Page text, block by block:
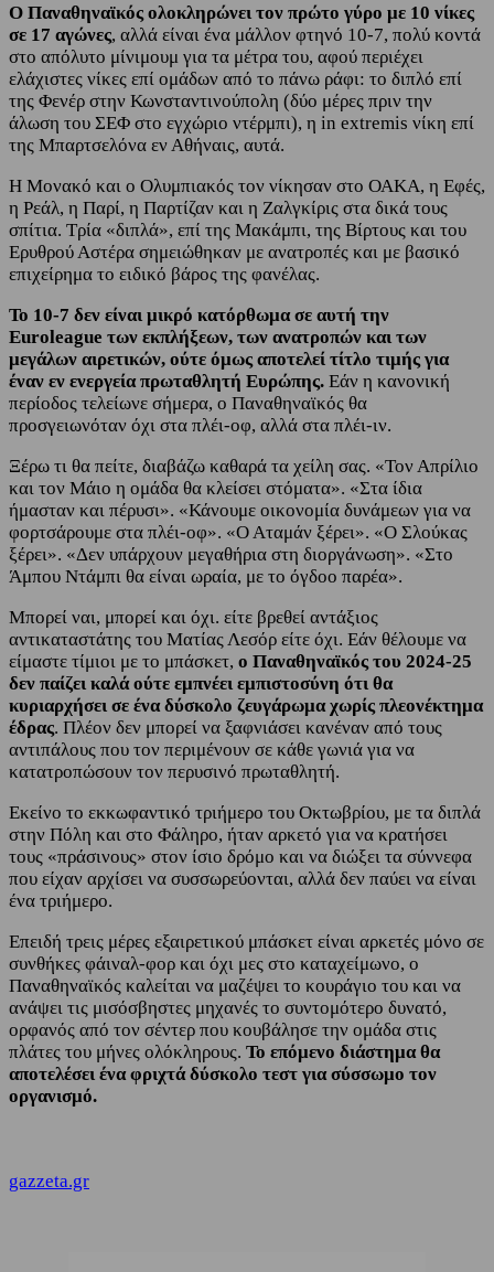
Ο Παναθηναϊκός ολοκληρώνει τον πρώτο γύρο με 10 νίκες
σε 17 αγώνες, αλλά είναι ένα μάλλον φτηνό 10-7, πολύ κοντά
στο απόλυτο μίνιμουμ για τα μέτρα του, αφού περιέχει
ελάχιστες νίκες επί ομάδων από το πάνω ράφι: το διπλό επί
της Φενέρ στην Κωνσταντινούπολη (δύο μέρες πριν την
άλωση του ΣΕΦ στο εγχώριο ντέρμπι), η in extremis νίκη επί
της Μπαρτσελόνα εν Αθήναις, αυτά.
Η Μονακό και ο Ολυμπιακός τον νίκησαν στο ΟΑΚΑ, η Εφές,
η Ρεάλ, η Παρί, η Παρτίζαν και η Ζαλγκίρις στα δικά τους
σπίτια. Τρία «διπλά», επί της Μακάμπι, της Βίρτους και του
Ερυθρού Αστέρα σημειώθηκαν με ανατροπές και με βασικό
επιχείρημα το ειδικό βάρος της φανέλας.
Το 10-7 δεν είναι μικρό κατόρθωμα σε αυτή την
Euroleague των εκπλήξεων, των ανατροπών και των
μεγάλων αιρετικών, ούτε όμως αποτελεί τίτλο τιμής για
έναν εν ενεργεία πρωταθλητή Ευρώπης. Εάν η κανονική
περίοδος τελείωνε σήμερα, ο Παναθηναϊκός θα
προσγειωνόταν όχι στα πλέι-οφ, αλλά στα πλέι-ιν.
Ξέρω τι θα πείτε, διαβάζω καθαρά τα χείλη σας. «Τον Απρίλιο
και τον Μάιο η ομάδα θα κλείσει στόματα». «Στα ίδια
ήμασταν και πέρυσι». «Κάνουμε οικονομία δυνάμεων για να
φορτσάρουμε στα πλέι-οφ». «Ο Αταμάν ξέρει». «Ο Σλούκας
ξέρει». «Δεν υπάρχουν μεγαθήρια στη διοργάνωση». «Στο
Άμπου Ντάμπι θα είναι ωραία, με το όγδοο παρέα».
Μπορεί ναι, μπορεί και όχι. είτε βρεθεί αντάξιος
αντικαταστάτης του Ματίας Λεσόρ είτε όχι. Εάν θέλουμε να
είμαστε τίμιοι με το μπάσκετ, ο Παναθηναϊκός του 2024-25
δεν παίζει καλά ούτε εμπνέει εμπιστοσύνη ότι θα
κυριαρχήσει σε ένα δύσκολο ζευγάρωμα χωρίς πλεονέκτημα
έδρας. Πλέον δεν μπορεί να ξαφνιάσει κανέναν από τους
αντιπάλους που τον περιμένουν σε κάθε γωνιά για να
κατατροπώσουν τον περυσινό πρωταθλητή.
Εκείνο το εκκωφαντικό τριήμερο του Οκτωβρίου, με τα διπλά
στην Πόλη και στο Φάληρο, ήταν αρκετό για να κρατήσει
τους «πράσινους» στον ίσιο δρόμο και να διώξει τα σύννεφα
που είχαν αρχίσει να συσσωρεύονται, αλλά δεν παύει να είναι
ένα τριήμερο.
Επειδή τρεις μέρες εξαιρετικού μπάσκετ είναι αρκετές μόνο σε
συνθήκες φάιναλ-φορ και όχι μες στο καταχείμωνο, ο
Παναθηναϊκός καλείται να μαζέψει το κουράγιο του και να
ανάψει τις μισόσβηστες μηχανές το συντομότερο δυνατό,
ορφανός από τον σέντερ που κουβάλησε την ομάδα στις
πλάτες του μήνες ολόκληρους. Το επόμενο διάστημα θα
αποτελέσει ένα φριχτά δύσκολο τεστ για σύσσωμο τον
οργανισμό.
gazzeta.gr